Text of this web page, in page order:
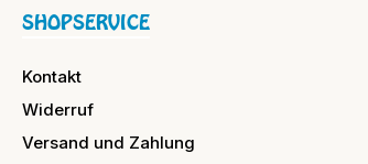
SHOPSERVICE
Kontakt
Widerruf
Versand und Zahlung